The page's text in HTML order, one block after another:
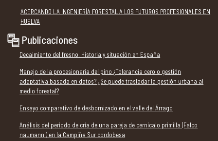
ACERCANDO LA INGENIERÍA FORESTAL A LOS FUTUROS PROFESIONALES EN
HUELVA
Publicaciones
Decaimiento del fresno. Historia y situación en España
Manejo de la procesionaria del pino ¿Tolerancia cero o gestión
adaptativa basada en datos? ¿Se puede trasladar la gestión urbana al
medio forestal?
Ensayo comparativo de desbornizado en el valle del Árrago
Análisis del periodo de cría de una pareja de cernícalo primilla (Falco
naumanni) en la Campiña Sur cordobesa